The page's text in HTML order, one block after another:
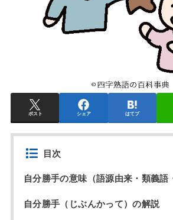
ポスト シェア はてブ
目次
自分勝手の意味（語源由来・類義語
自分勝手（じぶんかって）の解説